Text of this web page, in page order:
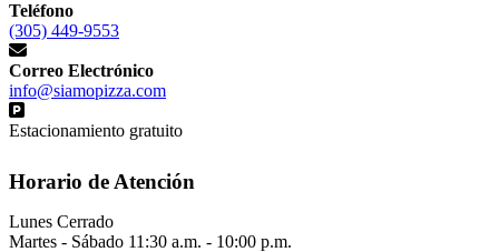
Teléfono
(305) 449-9553
Correo Electrónico
info@siamopizza.com
Estacionamiento gratuito
Horario de Atención
Lunes Cerrado
Martes - Sábado 11:30 a.m. - 10:00 p.m.